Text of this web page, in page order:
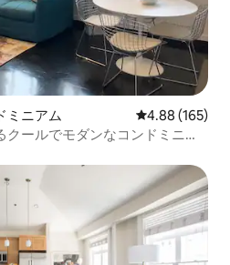
ミニアム レビュー165
4.88 (165)
ールでモダンなコンドミニア
。